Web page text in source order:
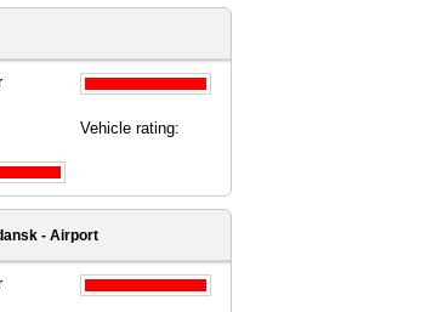
Vehicle rating:
- Airport